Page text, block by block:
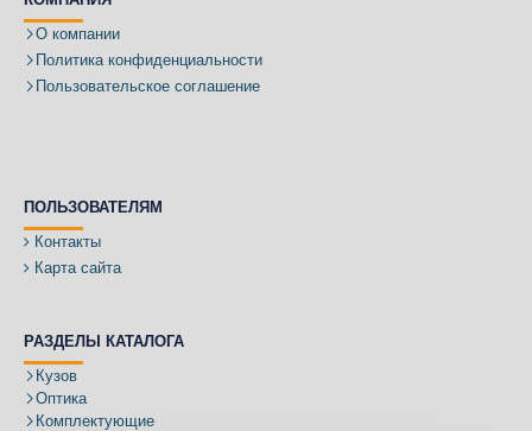
О компании
Политика конфиденциальности
Пользовательское соглашение
ПОЛЬЗОВАТЕЛЯМ
Контакты
Карта сайта
РАЗДЕЛЫ КАТАЛОГА
Кузов
Оптика
Комплектующие